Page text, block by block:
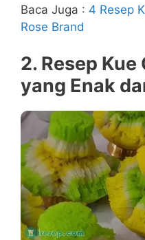
Baca Juga : 4 Resep
Rose Brand
2. Resep
yang Enak